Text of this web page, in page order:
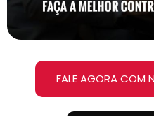
FALE AGORA COM